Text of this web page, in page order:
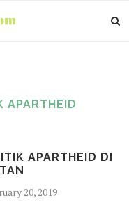
APARTHEID
APARTHEID DI
20, 2019